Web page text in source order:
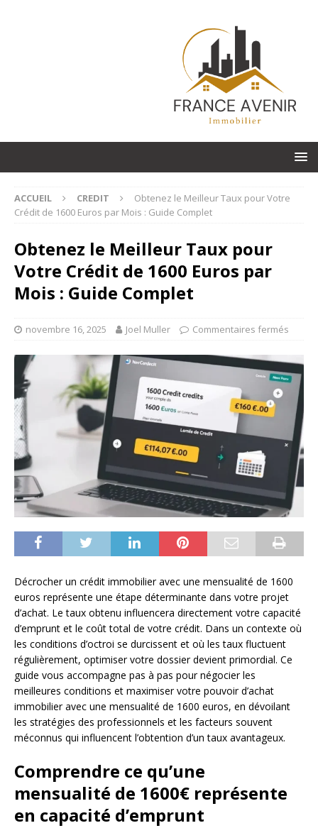
ACCUEIL CREDIT
Obtenez le Meilleur Taux pour Votre
Crédit de 1600 Euros par Mois : Guide Complet
Obtenez le Meilleur Taux pour
Votre Crédit de 1600 Euros par
Mois : Guide Complet
novembre 16, 2025 Joel Muller Commentaires fermés
Décrocher un crédit immobilier avec une mensualité de 1600
euros représente une étape déterminante dans votre projet
d’achat. Le taux obtenu influencera directement votre capacité
d’emprunt et le coût total de votre crédit. Dans un contexte où
les conditions d’octroi se durcissent et où les taux fluctuent
régulièrement, optimiser votre dossier devient primordial. Ce
guide vous accompagne pas à pas pour négocier les
meilleures conditions et maximiser votre pouvoir d’achat
immobilier avec une mensualité de 1600 euros, en dévoilant
les stratégies des professionnels et les facteurs souvent
méconnus qui influencent l’obtention d’un taux avantageux.
Comprendre ce qu’une
mensualité de 1600€ représente
en capacité d’emprunt